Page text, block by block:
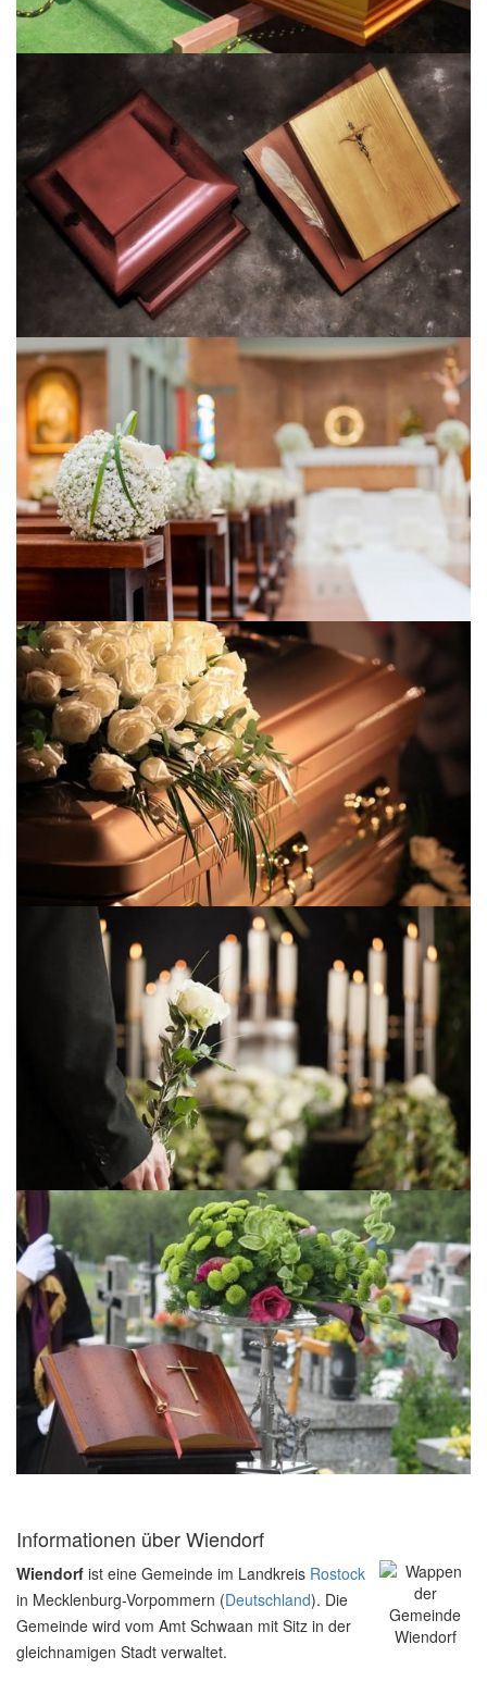
Informationen über Wiendorf
Wiendorf ist eine Gemeinde im Landkreis Rostock
in Mecklenburg-Vorpommern (Deutschland). Die
Gemeinde wird vom Amt Schwaan mit Sitz in der
gleichnamigen Stadt verwaltet.